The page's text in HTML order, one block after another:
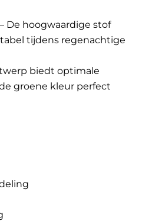
– De hoogwaardige stof
tijdens regenachtige
biedt optimale
groene kleur perfect